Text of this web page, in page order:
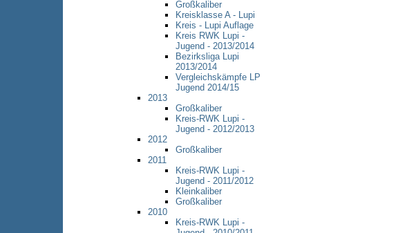
Großkaliber
Kreisklasse A - Lupi
Kreis - Lupi Auflage
Kreis RWK Lupi -
Jugend - 2013/2014
Bezirksliga Lupi
2013/2014
Vergleichskämpfe LP
Jugend 2014/15
2013
Großkaliber
Kreis-RWK Lupi -
Jugend - 2012/2013
2012
Großkaliber
2011
Kreis-RWK Lupi -
Jugend - 2011/2012
Kleinkaliber
Großkaliber
2010
Kreis-RWK Lupi -